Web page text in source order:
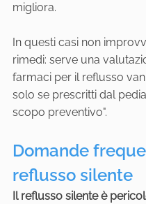
migliora.
In questi casi non
rimedi: serve una
farmaci per il reflusso
solo se prescritti dal
scopo preventivo".
Domande
reflusso silente
Il reflusso silente è